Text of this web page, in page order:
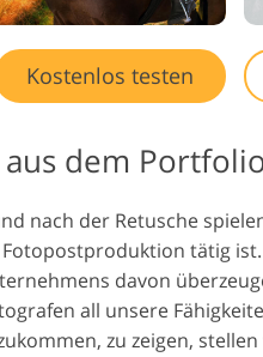
Kostenlos testen
dem
nach der Retusche
tätig
davon
all unsere
zu zeigen,